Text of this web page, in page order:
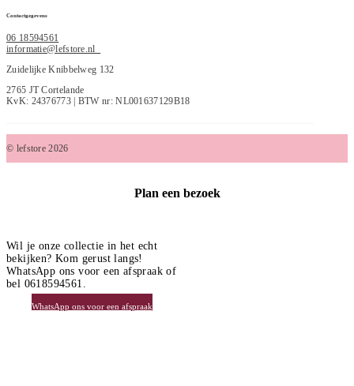
Contactgegevens
06 18594561
informatie@lefstore.nl
Zuidelijke Knibbelweg 132
2765 JT Cortelande
KvK: 24376773 | BTW nr: NL001637129B18
© lefstore 2026
Plan een bezoek
Wil je onze collectie in het echt
bekijken? Kom gerust langs!
WhatsApp ons voor een afspraak of
bel 0618594561.
WhatsApp ons voor een afspraak